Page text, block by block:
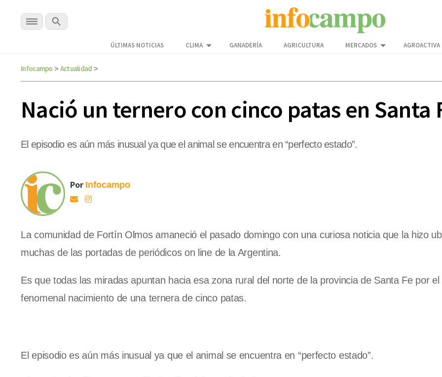
ÚLTIMAS NOTICIAS CLIMA GANADERÍA AGRICULTURA MERCADOS AGROACTIVA
Infocampo > Actualidad >
Nació un ternero con cinco patas en Santa
El episodio es aún más inusual ya que el animal se encuentra en “perfecto estado”.
Por Infocampo
La comunidad de Fortín Olmos amaneció el pasado domingo con una curiosa noticia que la hizo
muchas de las portadas de periódicos on line de la Argentina.
Es que todas las miradas apuntan hacia esa zona rural del norte de la provincia de Santa Fe por el
fenomenal nacimiento de una ternera de cinco patas.
El episodio es aún más inusual ya que el animal se encuentra en “perfecto estado”.